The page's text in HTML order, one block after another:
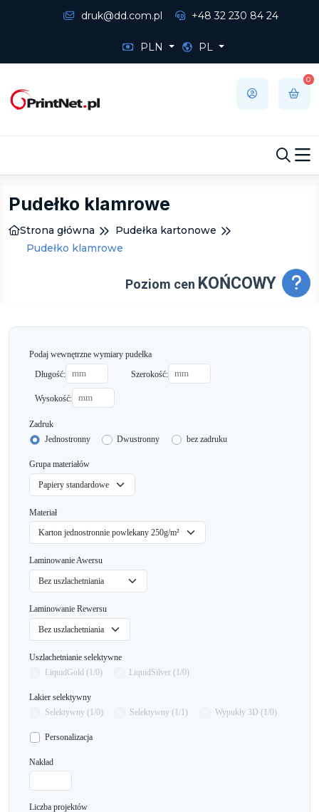
druk@dd.com.pl +48 32 230 84 24
PLN PL
0
Pudełko klamrowe
Strona główna
Pudełka kartonowe
Pudełko klamrowe
Poziom cen KOŃCOWY
Podaj wewnętrzne wymiary pudełka
Długość:
Szerokość:
Wysokość:
Zadruk
Jednostronny
Dwustronny bez zadruku
Grupa materiałów
Materiał
Laminowanie Awersu
Laminowanie Rewersu
Uszlachetnianie selektywne
LiquidGold (1/0)
LiquidSilver (1/0)
Lakier selektywny
Selektywny (1/0)
Selektywny (1/1) Wypukły 3D (1/0)
Personalizacja
Nakład
Liczba projektów